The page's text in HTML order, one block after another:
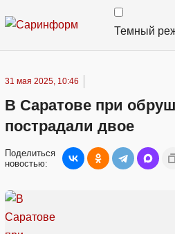
Темный
31 мая 2025, 10:46
В Саратове при
пострадали двое
Поделиться
новостью: